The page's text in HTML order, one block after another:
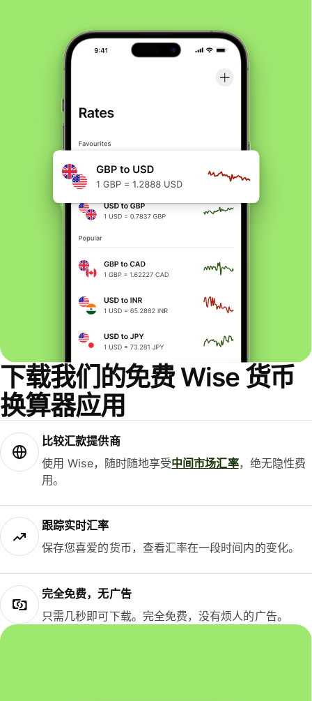
下载我们的免费 Wise 货币
换算器应用
比较汇款提供商
使用 Wise，随时随地享受中间市场汇率，绝无隐性费
用。
跟踪实时汇率
保存您喜爱的货币，查看汇率在一段时间内的变化。
完全免费，无广告
只需几秒即可下载。完全免费，没有烦人的广告。